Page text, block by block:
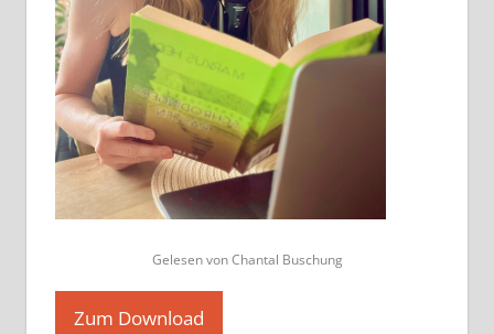
Gelesen von Chantal Buschung
Zum Download